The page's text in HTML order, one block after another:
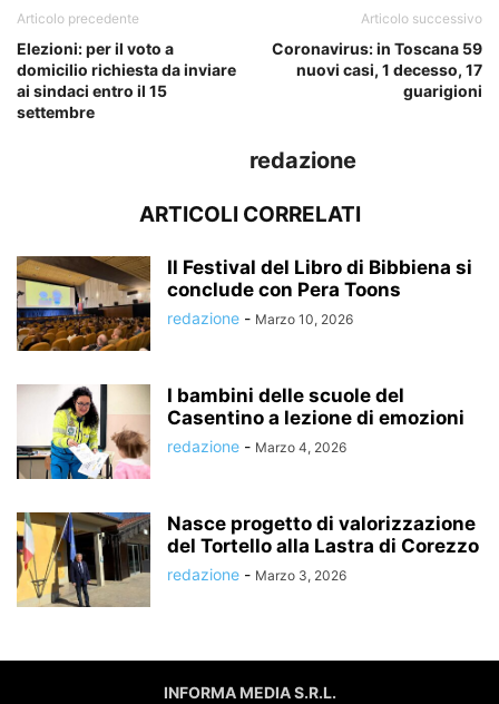
Articolo precedente
Elezioni: per il voto a
domicilio richiesta da inviare
ai sindaci entro il 15
settembre
Articolo successivo
Coronavirus: in Toscana 59
nuovi casi, 1 decesso, 17
guarigioni
redazione
ARTICOLI CORRELATI
Il Festival del Libro di Bibbiena si
conclude con Pera Toons
redazione - Marzo 10, 2026
I bambini delle scuole del
Casentino a lezione di emozioni
redazione - Marzo 4, 2026
Nasce progetto di valorizzazione
del Tortello alla Lastra di Corezzo
redazione - Marzo 3, 2026
INFORMA MEDIA S.R.L.